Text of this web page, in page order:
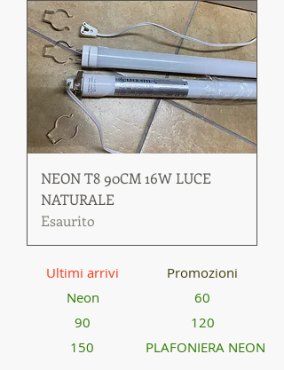
NEON T8 90CM 16W LUCE
NATURALE
Esaurito
Ultimi arrivi
Neon
90
150
Promozioni
60
120
PLAFONIERA NEON